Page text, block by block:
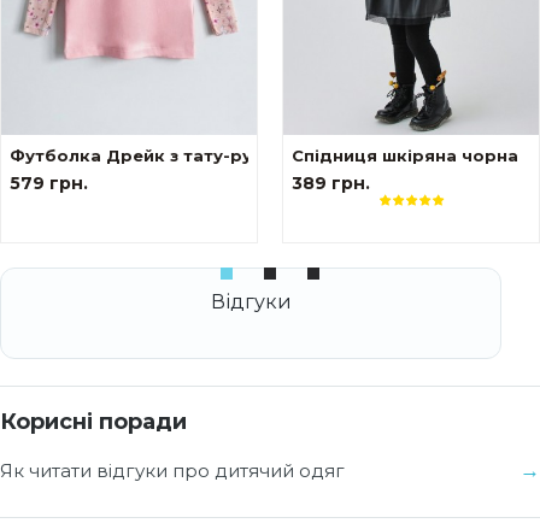
Футболка Дрейк з тату-рукавами Сакура
579 грн.
Спідниця шкіряна чорна
389 грн.
Корисні поради
Як читати відгуки про дитячий одяг